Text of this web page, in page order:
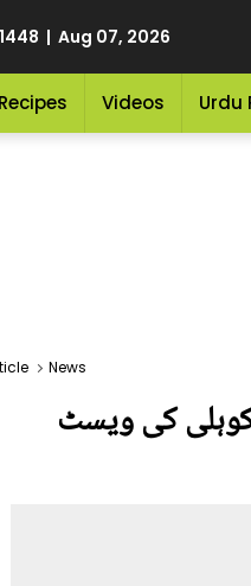
| Aug 07, 2026
Recipes Videos Urdu
News
کوہلی کی ویسٹ